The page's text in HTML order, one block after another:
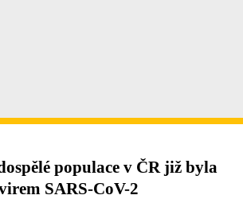
populace v ČR již byla
SARS-CoV-2